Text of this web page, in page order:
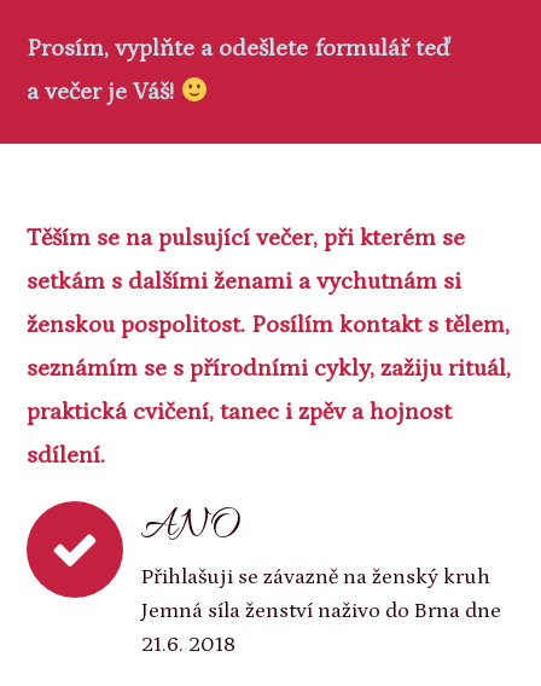
Prosím, vyplňte a odešlete formulář teď
a večer je Váš!
Těším se na pulsující večer, při kterém se
setkám s dalšími ženami a vychutnám si
ženskou pospolitost. Posílím kontakt s tělem,
seznámím se s přírodními cykly, zažiju rituál,
praktická cvičení, tanec i zpěv a hojnost
sdílení.
ANO
Přihlašuji se závazně na ženský kruh
Jemná síla ženství naživo do Brna dne
21.6. 2018